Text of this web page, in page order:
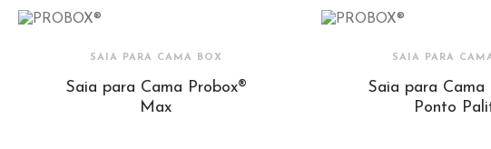
SAIA PARA CAMA BOX
Saia para Cama Probox®
Max
SAIA PARA
Saia para Cama
Ponto